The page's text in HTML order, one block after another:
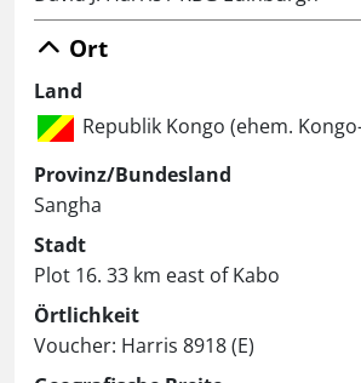
Ort
Land
Republik Kongo (ehem.
Provinz/Bundesland
Sangha
Stadt
Plot 16. 33 km east of Kabo
Örtlichkeit
Voucher: Harris 8918 (E)